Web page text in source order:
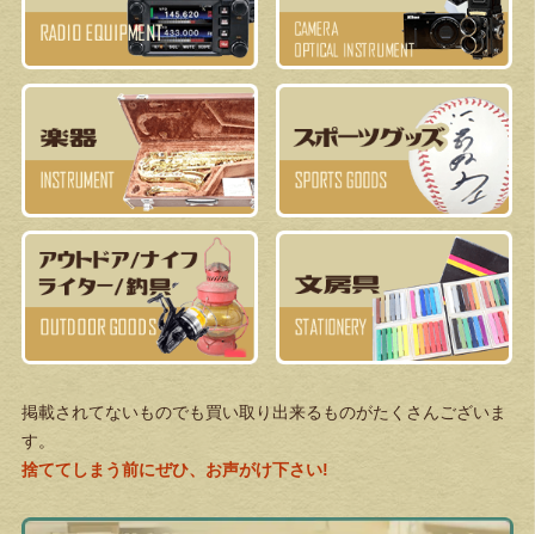
掲載されてないものでも買い取り出来るものがたくさんございま
す。
捨ててしまう前にぜひ、お声がけ下さい!